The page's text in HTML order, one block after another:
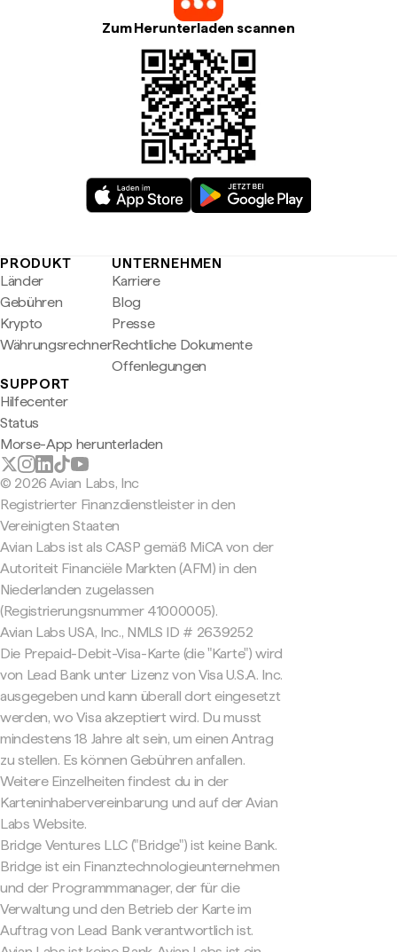
Zum Herunterladen scannen
PRODUKT
Länder
Gebühren
Krypto
Währungsrechner
UNTERNEHMEN
Karriere
Blog
Presse
Rechtliche Dokumente
Offenlegungen
SUPPORT
Hilfecenter
Status
Morse-App herunterladen
© 2026 Avian Labs, Inc
Registrierter Finanzdienstleister in den
Vereinigten Staaten
Avian Labs ist als CASP gemäß MiCA von der
Autoriteit Financiële Markten (AFM) in den
Niederlanden zugelassen
(Registrierungsnummer 41000005).
Avian Labs USA, Inc., NMLS ID # 2639252
Die Prepaid-Debit-Visa-Karte (die "Karte") wird
von Lead Bank unter Lizenz von Visa U.S.A. Inc.
ausgegeben und kann überall dort eingesetzt
werden, wo Visa akzeptiert wird. Du musst
mindestens 18 Jahre alt sein, um einen Antrag
zu stellen. Es können Gebühren anfallen.
Weitere Einzelheiten findest du in der
Karteninhabervereinbarung und auf der Avian
Labs Website.
Bridge Ventures LLC ("Bridge") ist keine Bank.
Bridge ist ein Finanztechnologieunternehmen
und der Programmmanager, der für die
Verwaltung und den Betrieb der Karte im
Auftrag von Lead Bank verantwortlich ist.